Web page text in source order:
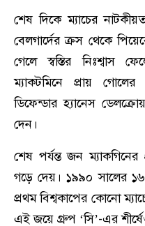
শেষ দিকে ম্যাচের
বেলগার্দের ক্রস থেকে
গেলে স্বস্তির নিঃশ্বাস
ম্যাকটমিনে প্রায়
ডিফেন্ডার হ্যানেস
দেন।
শেষ পর্যন্ত জন ম্যাকগিনের
গড়ে দেয়। ১৯৯০ সালের
প্রথম বিশ্বকাপের কোনো
এই জয়ে গ্রুপ ‘সি’-এর